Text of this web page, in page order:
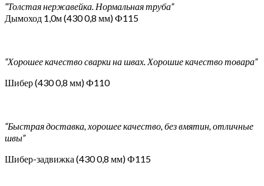
“Толстая нержавейка. Нормальная труба”
Дымоход 1,0м (430 0,8 мм) Ф115
“Хорошее качество сварки на швах. Хорошие качество товара”
Шибер (430 0,8 мм) Ф110
“Быстрая доставка, хорошее качество, без вмятин, отличные
швы”
Шибер-задвижка (430 0,8 мм) Ф115